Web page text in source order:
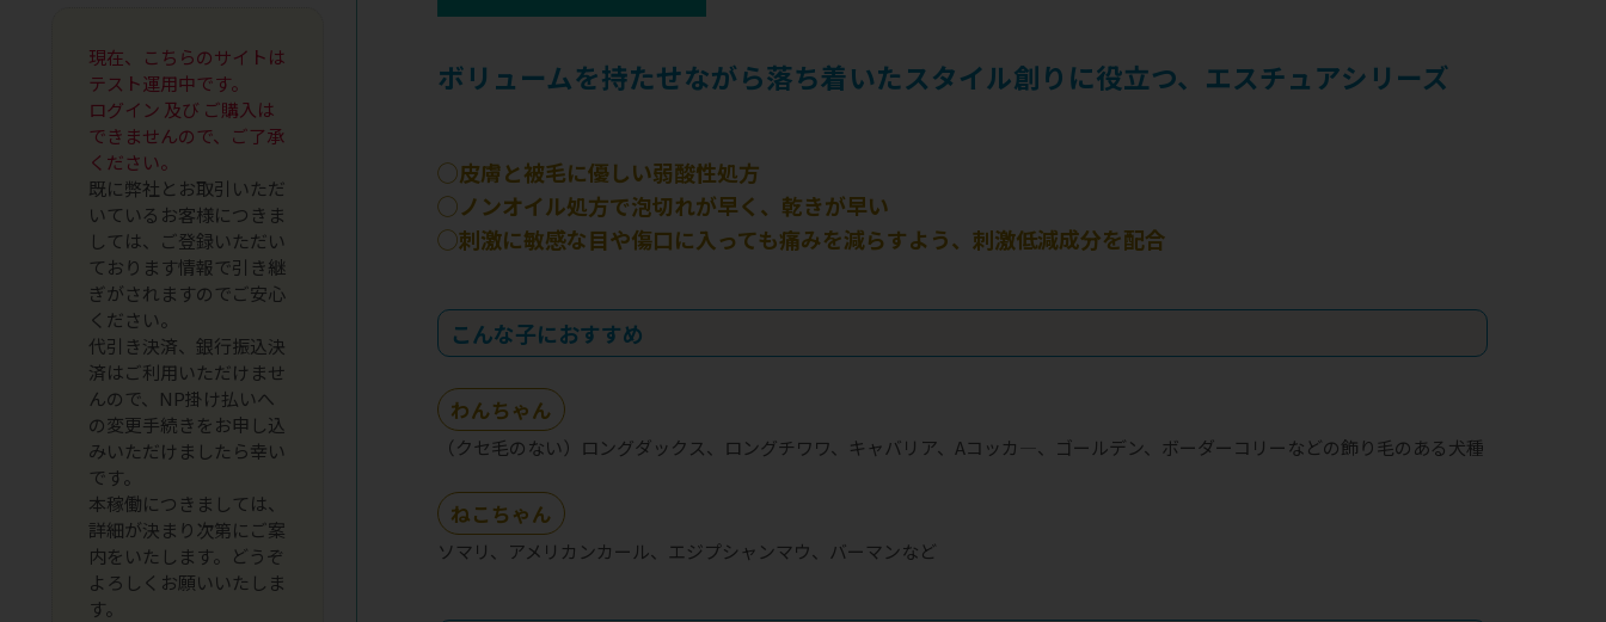
ボリュームを持たせながら落ち着いたスタイル創りに役立つ、エスチュアシリーズ
◯皮膚と被毛に優しい弱酸性処方
◯ノンオイル処方で泡切れが早く、乾きが早い
◯刺激に敏感な目や傷口に入っても痛みを減らすよう、刺激低減成分を配合
こんな子におすすめ
わんちゃん
（クセ毛のない）ロングダックス、ロングチワワ、キャバリア、Aコッカ―、ゴールデン、ボーダーコリーなどの飾り毛のある犬種
ねこちゃん
ソマリ、アメリカンカール、エジプシャンマウ、バーマンなど
現在、こちらのサイトは
テスト運用中です。
ログイン 及び ご購入は
できませんので、ご了承
ください。
既に弊社とお取引いただ
いているお客様につきま
しては、ご登録いただい
ております情報で引き継
ぎがされますのでご安心
ください。
代引き決済、銀行振込決
済はご利用いただけませ
んので、NP掛け払いへ
の変更手続きをお申し込
みいただけましたら幸い
です。
本稼働につきましては、
詳細が決まり次第にご案
内をいたします。どうぞ
よろしくお願いいたしま
す。